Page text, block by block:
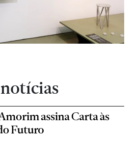
assina Carta às
Futuro